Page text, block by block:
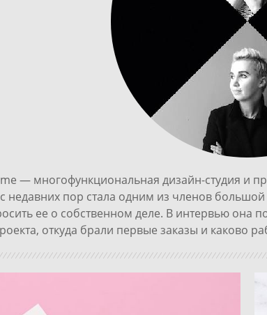
— многофункциональная дизайн-студия и
недавних пор стала одним из членов
ее о собственном деле. В интервью она
откуда брали первые заказы и каково